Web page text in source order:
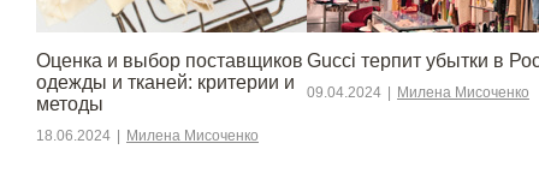
Оценка и выбор поставщиков
одежды и тканей: критерии и
методы
18.06.2024 | Милена Мисоченко
Gucci терпит убытки в
09.04.2024 | Милена Мисоченко